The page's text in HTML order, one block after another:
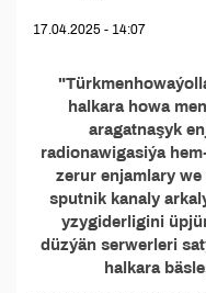
17.04.2025 - 14:07
halkara howa
aragatnaşyk
radionawigasiýa
zerur enjamlary
sputnik kanaly
yzygiderligini
düzýän serwerleri
halkara